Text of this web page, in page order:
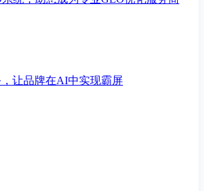
让品牌在AI中实现霸屏